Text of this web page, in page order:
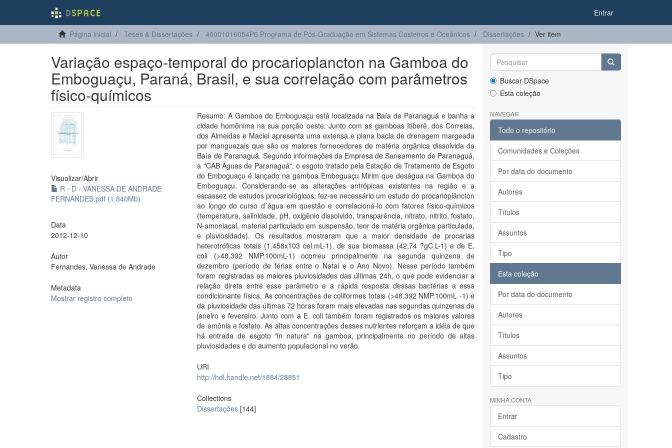
Entrar
Página inicial Teses & Dissertações 40001016054P6 Programa de Pós-Graduação em Sistemas Costeiros e Oceânicos Dissertações Ver item
Variação espaço-temporal do procarioplancton na Gamboa do
Emboguaçu, Paraná, Brasil, e sua correlação com parâmetros
físico-químicos
Visualizar/Abrir
R - D - VANESSA DE ANDRADE
FERNANDES.pdf (1.840Mb)
Data
2012-12-10
Autor
Fernandes, Vanessa de Andrade
Metadata
Mostrar registro completo
Resumo: A Gamboa do Emboguaçu está localizada na Baía de Paranaguá e banha a
cidade homônima na sua porção oeste. Junto com as gamboas Itiberê, dos Correias,
dos Almeidas e Maciel apresenta uma extensa e plana bacia de drenagem margeada
por manguezais que são os maiores fornecedores de matéria orgânica dissolvida da
Baía de Paranaguá. Segundo informações da Empresa de Saneamento de Paranaguá,
a "CAB Águas de Paranaguá", o esgoto tratado pela Estação de Tratamento de Esgoto
do Emboguaçu é lançado na gamboa Emboguaçu Mirim que deságua na Gamboa do
Emboguaçu. Considerando-se as alterações antrópicas existentes na região e a
escassez de estudos procariológicos, fez-se necessário um estudo do procarioplâncton
ao longo do curso d´água em questão e correlacioná-lo com fatores físico-químicos
(temperatura, salinidade, pH, oxigênio dissolvido, transparência, nitrato, nitrito, fosfato,
N-amoniacal, material particulado em suspensão, teor de matéria orgânica particulada,
e pluviosidade). Os resultados mostraram que a maior densidade de procarias
heterotróficas totais (1.458x103 cel.mL-1), de sua biomassa (42,74 ?gC.L-1) e de E.
coli (>48.392 NMP.100mL-1) ocorreu principalmente na segunda quinzena de
dezembro (período de férias entre o Natal e o Ano Novo). Nesse período também
foram registradas as maiores pluviosidades das últimas 24h, o que pode evidenciar a
relação direta entre esse parâmetro e a rápida resposta dessas bactérias a essa
condicionante física. As concentrações de coliformes totais (>48.392 NMP.100mL -1) e
da pluviosidade das últimas 72 horas foram mais elevadas nas segundas quinzenas de
janeiro e fevereiro. Junto com a E. coli também foram registrados os maiores valores
de amônia e fosfato. As altas concentrações desses nutrientes reforçam a idéia de que
há entrada de esgoto "in natura" na gamboa, principalmente no período de altas
pluviosidades e do aumento populacional no verão.
URI
http://hdl.handle.net/1884/28851
Collections
Dissertações [144]
Buscar DSpace
Esta coleção
NAVEGAR
Todo o repositório
Comunidades e Coleções
Por data do documento
Autores
Títulos
Assuntos
Tipo
Esta coleção
Por data do documento
Autores
Títulos
Assuntos
Tipo
MINHA CONTA
Entrar
Cadastro